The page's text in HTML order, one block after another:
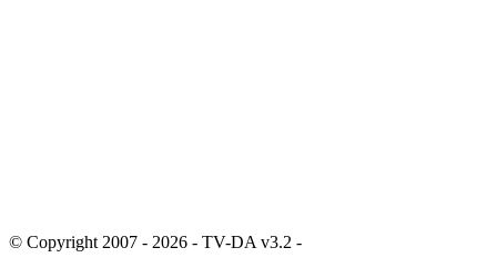
© Copyright 2007 - 2026 - TV-DA v3.2 -